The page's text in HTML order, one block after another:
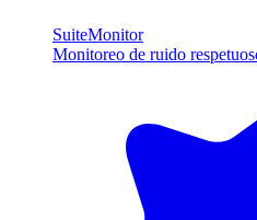
SuiteMonitor
Monitoreo de ruido